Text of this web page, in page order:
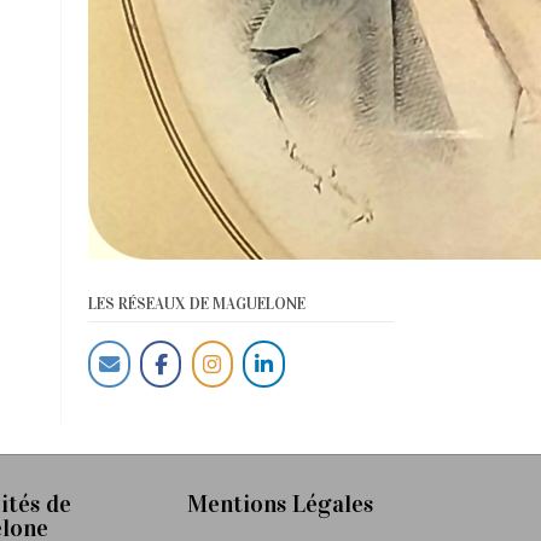
LES RÉSEAUX DE MAGUELONE
de
Mentions Légales